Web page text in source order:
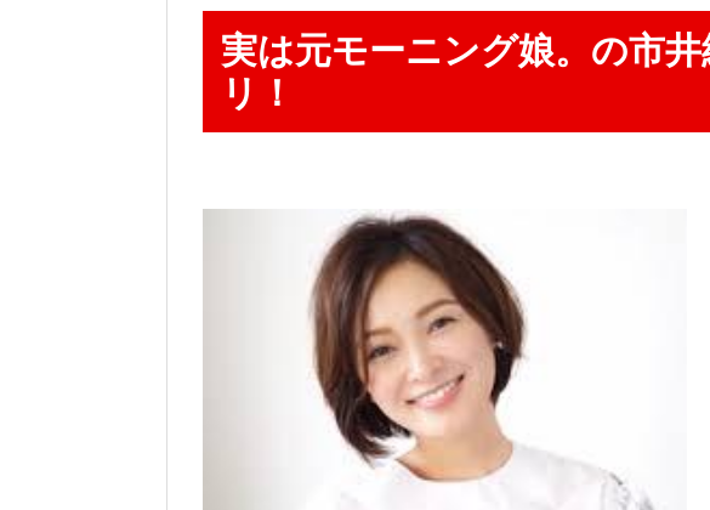
実は元モーニング娘。の市
リ！